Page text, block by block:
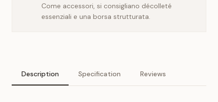
Come accessori, si consigliano décolleté
essenziali e una borsa strutturata.
Description Specification Reviews